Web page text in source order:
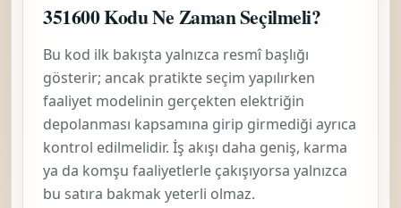
351600 Kodu Ne Zaman Seçilmeli?
Bu kod ilk bakışta yalnızca resmî başlığı
gösterir; ancak pratikte seçim yapılırken
faaliyet modelinin gerçekten elektriğin
depolanması kapsamına girip girmediği ayrıca
kontrol edilmelidir. İş akışı daha geniş, karma
ya da komşu faaliyetlerle çakışıyorsa yalnızca
bu satıra bakmak yeterli olmaz.